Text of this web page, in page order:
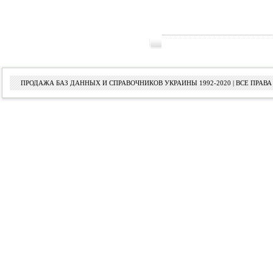
ПРОДАЖА БАЗ ДАННЫХ И СПРАВОЧНИКОВ УКРАИНЫ 1992-2020 | ВСЕ